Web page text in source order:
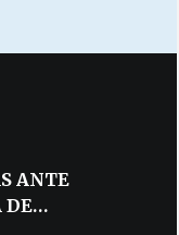
DESPIDOS
ANTE
DE